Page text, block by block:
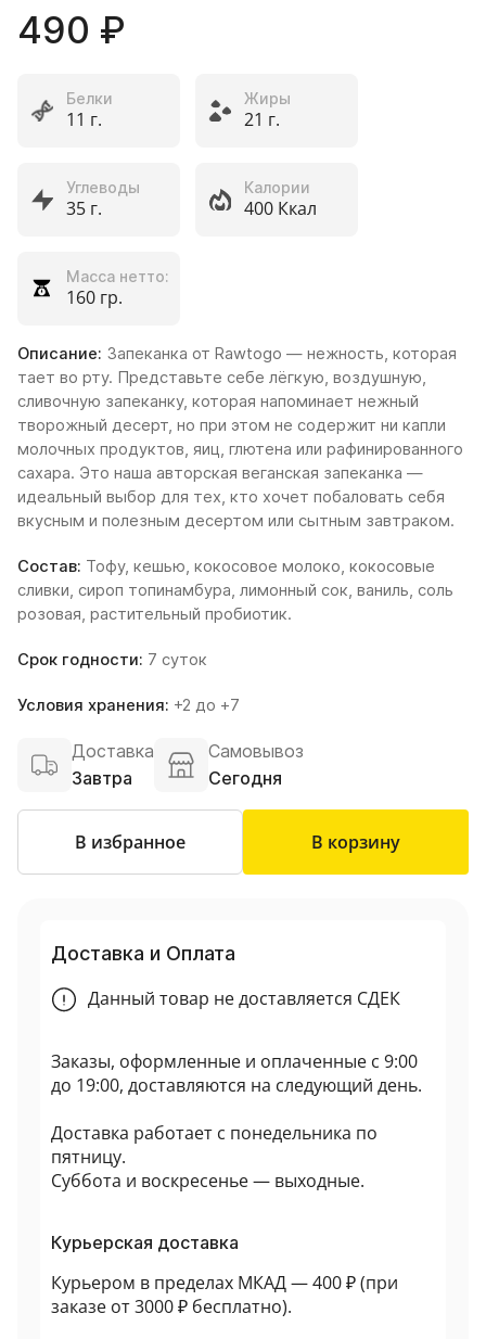
490 ₽
Белки
11 г.
Жиры
21 г.
Углеводы
35 г.
Калории
400 Ккал
Масса нетто:
160 гр.
Описание: Запеканка от Rawtogo — нежность, которая
тает во рту. Представьте себе лёгкую, воздушную,
сливочную запеканку, которая напоминает нежный
творожный десерт, но при этом не содержит ни капли
молочных продуктов, яиц, глютена или рафинированного
сахара. Это наша авторская веганская запеканка —
идеальный выбор для тех, кто хочет побаловать себя
вкусным и полезным десертом или сытным завтраком.
Состав: Тофу, кешью, кокосовое молоко, кокосовые
сливки, сироп топинамбура, лимонный сок, ваниль, соль
розовая, растительный пробиотик.
Срок годности: 7 суток
Условия хранения: +2 до +7
Доставка
Завтра
Самовывоз
Сегодня
В избранное В корзину
Доставка и Оплата
Данный товар не доставляется СДЕК
Заказы, оформленные и оплаченные с 9:00
до 19:00, доставляются на следующий день.
Доставка работает с понедельника по
пятницу.
Суббота и воскресенье — выходные.
Курьерская доставка
Курьером в пределах МКАД — 400 ₽ (при
заказе от 3000 ₽ бесплатно).